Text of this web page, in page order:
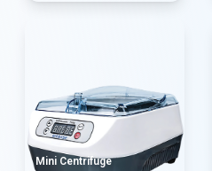
Mini Centrifuge